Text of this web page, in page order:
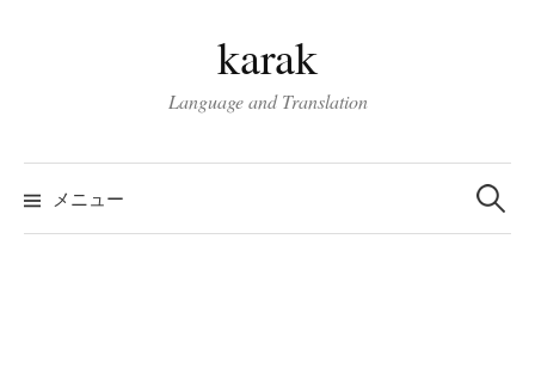
ス
キ
karak
Language and Translation
メニュー
検
索: